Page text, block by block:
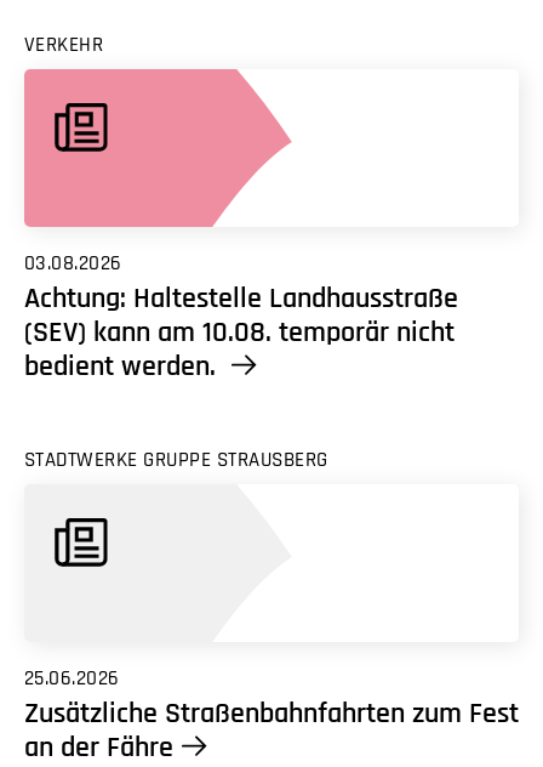
VERKEHR
03.08.2026
Achtung: Haltestelle Landhausstraße
(SEV) kann am 10.08. temporär nicht
bedient werden.
STADTWERKE GRUPPE STRAUSBERG
25.06.2026
Zusätzliche Straßenbahnfahrten zum Fest
an der Fähre